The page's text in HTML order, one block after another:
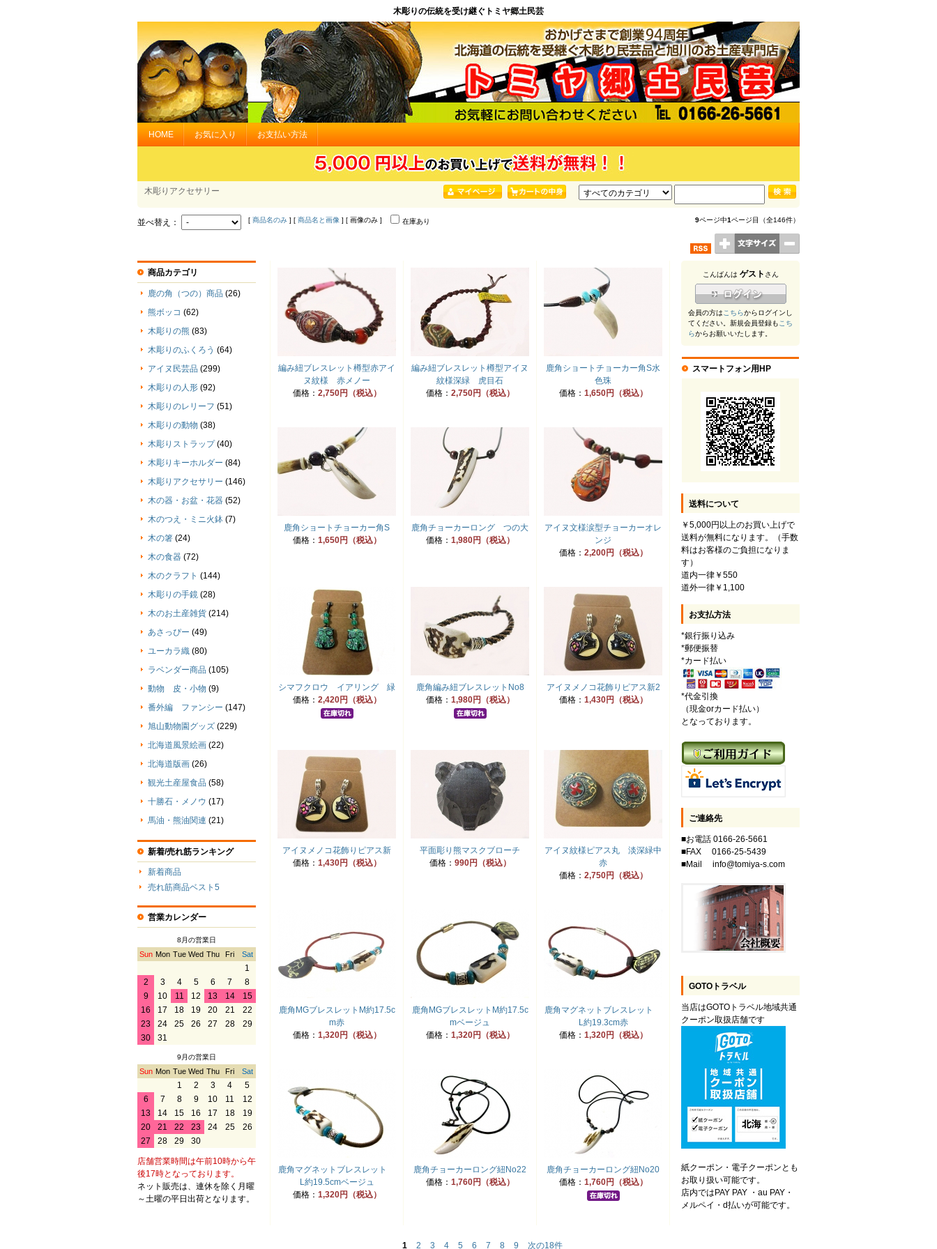
木彫りの伝統を受け継ぐトミヤ郷土民芸
HOME お気に入り お支払い方法
木彫りアクセサリー
並べ替え： [ 商品名のみ ] [ 商品名と画像 ] [ 画像のみ ] 在庫あり 9ページ中1ページ目（全146件）
編み紐ブレスレット樽型赤アイ
ヌ紋様 赤メノー
価格： 2,750円（税込）
編み紐ブレスレット樽型アイヌ
紋様深緑 虎目石
価格： 2,750円（税込）
鹿角ショートチョーカー角S水
色珠
価格： 1,650円（税込）
鹿角ショートチョーカー角S
価格： 1,650円（税込）
鹿角チョーカーロング つの大
価格： 1,980円（税込）
アイヌ文様涙型チョーカーオレ
ンジ
価格： 2,200円（税込）
シマフクロウ イアリング 緑
価格： 2,420円（税込）
鹿角編み紐ブレスレットNo8
価格： 1,980円（税込）
アイヌメノコ花飾りピアス新2
価格： 1,430円（税込）
アイヌメノコ花飾りピアス新
価格： 1,430円（税込）
平面彫り熊マスクブローチ
価格： 990円（税込）
アイヌ紋様ピアス丸 淡深緑中
赤
価格： 2,750円（税込）
鹿角MGブレスレットM約17.5c
m赤
価格： 1,320円（税込）
鹿角MGブレスレットM約17.5c
mベージュ
価格： 1,320円（税込）
鹿角マグネットブレスレット
L約19.3cm赤
価格： 1,320円（税込）
鹿角マグネットブレスレット
L約19.5cmベージュ
価格： 1,320円（税込）
鹿角チョーカーロング紐No22
価格： 1,760円（税込）
鹿角チョーカーロング紐No20
価格： 1,760円（税込）
1 2 3 4 5 6 7 8 9 次の18件
商品カテゴリ
鹿の角（つの）商品 (26)
熊ボッコ (62)
木彫りの熊 (83)
木彫りのふくろう (64)
アイヌ民芸品 (299)
木彫りの人形 (92)
木彫りのレリーフ (51)
木彫りの動物 (38)
木彫りストラップ (40)
木彫りキーホルダー (84)
木彫りアクセサリー (146)
木の器・お盆・花器 (52)
木のつえ・ミニ火鉢 (7)
木の箸 (24)
木の食器 (72)
木のクラフト (144)
木彫りの手鏡 (28)
木のお土産雑貨 (214)
あさっぴー (49)
ユーカラ織 (80)
ラベンダー商品 (105)
動物 皮・小物 (9)
番外編 ファンシー (147)
旭山動物園グッズ (229)
北海道風景絵画 (22)
北海道版画 (26)
観光土産屋食品 (58)
十勝石・メノウ (17)
馬油・熊油関連 (21)
新着/売れ筋ランキング
新着商品
売れ筋商品ベスト5
営業カレンダー
8月の営業日
Sun Mon Tue Wed Thu Fri Sat
1
2
3 4 5 6 7
8
9
10 11 12 13 14
15
16
17 18 19 20 21
22
23
24 25 26 27 28
29
30
31
9月の営業日
Sun Mon Tue Wed Thu Fri Sat
1 2 3 4
5
6
7 8 9 10 11
12
13
14 15 16 17 18
19
20
21 22 23 24 25
26
27
28 29 30
店舗営業時間は午前10時から午
後17時となっております。
ネット販売は、連休を除く月曜
～土曜の平日出荷となります。
こんばんは ゲスト さん
会員の方はこちらからログインし
てください。新規会員登録もこち
らからお願いいたします。
スマートフォン用HP
送料について
￥5,000円以上のお買い上げで
送料が無料になります。（手数
料はお客様のご負担になりま
す）
道内一律￥550
道外一律￥1,100
お支払方法
*銀行振り込み
*郵便振替
*カード払い
*代金引換
（現金orカード払い）
となっております。
ご連絡先
■お電話 0166-26-5661
■FAX 0166-25-5439
■Mail info@tomiya-s.com
GOTOトラベル
当店はGOTOトラベル地域共通
クーポン取扱店舗です
紙クーポン・電子クーポンとも
お取り扱い可能です。
店内ではPAY PAY ・au PAY・
メルペイ・d払いが可能です。